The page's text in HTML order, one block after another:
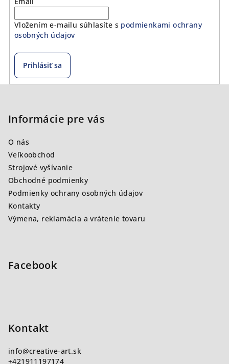
Vložením e-mailu súhlasíte s podmienkami ochrany
osobných údajov
Prihlásiť sa
Informácie pre vás
O nás
Veľkoobchod
Strojové vyšívanie
Obchodné podmienky
Podmienky ochrany osobných údajov
Kontakty
Výmena, reklamácia a vrátenie tovaru
Facebook
Kontakt
info@creative-art.sk
+421911197174